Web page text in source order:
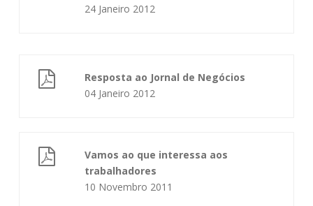
24 Janeiro 2012
Resposta ao Jornal de Negócios
04 Janeiro 2012
Vamos ao que interessa aos
trabalhadores
10 Novembro 2011